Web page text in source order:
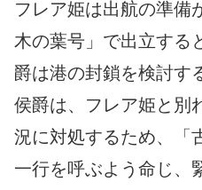
フレア姫は出航の準備
木の葉号」で出立する
爵は港の封鎖を検討す
侯爵は、フレア姫と別
況に対処するため、「
一行を呼ぶよう命じ、